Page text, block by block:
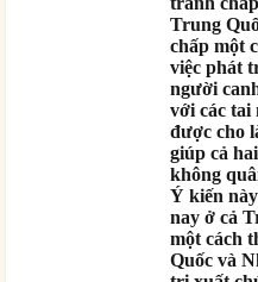
Trung
chấp một
việc phát
người
với các tai
được cho
giúp cả
không
Ý kiến
nay ở cả
một cách
Quốc và